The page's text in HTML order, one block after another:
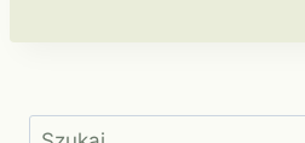
Szukaj: